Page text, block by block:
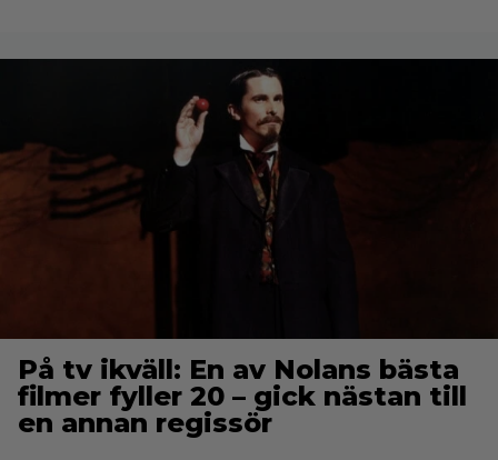
På tv ikväll: En av Nolans bästa
filmer fyller 20 – gick nästan till
en annan regissör